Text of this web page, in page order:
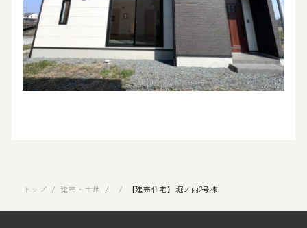
トップ / 建売・土地 / / 【建売住宅】堀ノ内2号棟